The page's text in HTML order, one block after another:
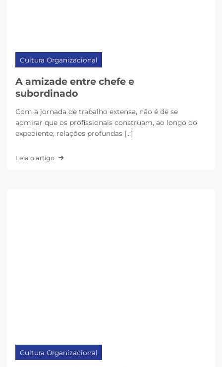
Cultura Organizacional
A amizade entre chefe e
subordinado
Com a jornada de trabalho extensa, não é de se
admirar que os profissionais construam, ao longo do
expediente, relações profundas [...]
Leia o artigo
Cultura Organizacional